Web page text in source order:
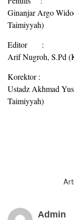
Ginanjar Argo
Taimiyyah)
Editor :
Arif Nugroh, S.Pd
Korektor :
Ustadz Akhmad
Taimiyyah)
Admin